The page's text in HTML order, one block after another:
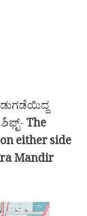
The
either side
Mandir